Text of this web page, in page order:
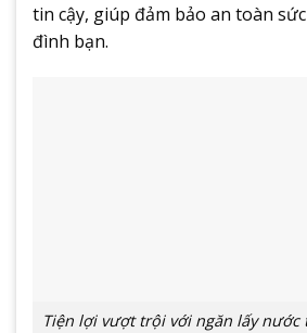
tin cậy, giúp đảm bảo an toàn
đình bạn.
Tiện lợi vượt trội với ngăn lấy nước